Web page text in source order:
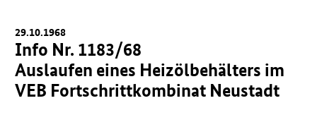
29.10.1968
Info Nr. 1183/68
Auslaufen eines Heizölbehälters im
VEB Fortschrittkombinat Neustadt